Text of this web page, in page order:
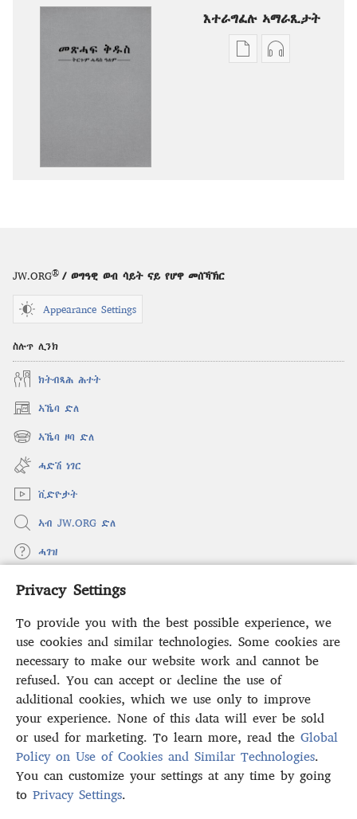
Privacy Settings
To provide you with the best possible experience, we
use cookies and similar technologies. Some cookies are
necessary to make our website work and cannot be
refused. You can accept or decline the use of
additional cookies, which we use only to improve
your experience. None of this data will ever be sold
or used for marketing. To learn more, read the Global
Policy on Use of Cookies and Similar Technologies
You can customize your settings at any time by going
to Privacy Settings
እተራግፈሉ ኣማራጺታት
ዲጂታዊቅዳሓት
JW.ORG® / ወግዓዊ ወብ ሳይት ናይ የሆዋ መሰኻኽር
Appearance Settings
ስሉጥ ሊንክ
ክትብጻሕ ሕተት
ኣኼባ ድለ
(opens
new
window)
ኣኼባ ዞባ ድለ
(opens
new
window)
ሓድሽ ነገር
ቪድዮታት
ኣብ JW.ORG ድለ
ሓገዝ
ወፈያ
(opens
window)
ቤተ መጻሕፍቲ ኢንተርነት ግምቢ ዘብዐኛ
(opens
new
window)JW Hub ®
(opens
new
JW Library
Copyright © 2026 Watch Tower Bible and Tract Society of Pennsylvania.
ውዕል ኣጠቓቕማ |